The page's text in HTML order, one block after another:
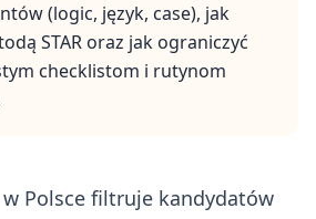
(logic, język, case), jak
STAR oraz jak ograniczyć
checklistom i rutynom
Polsce filtruje kandydatów